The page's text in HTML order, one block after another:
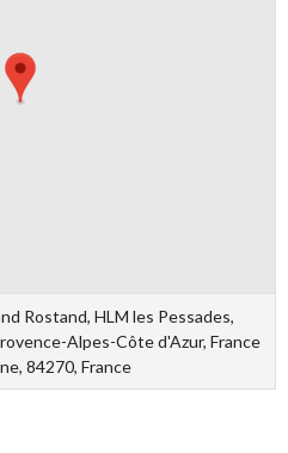
Rostand, HLM les Pessades,
Alpes-Côte d'Azur, France
84270, France